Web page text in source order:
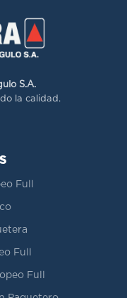
S.A.
la calidad.
Full
Full
Full